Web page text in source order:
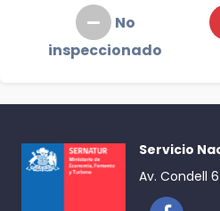
No
inspeccionado
Servicio
Av. Condell